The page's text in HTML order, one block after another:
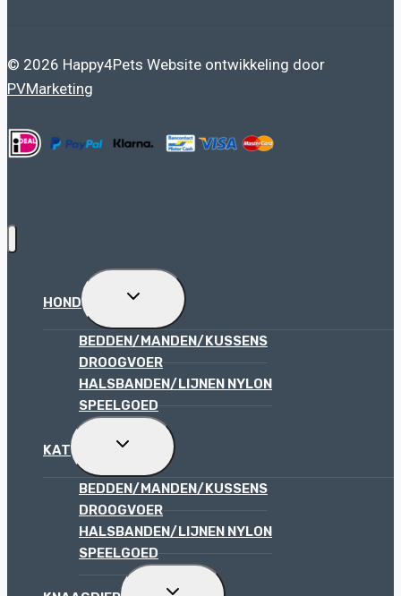
© 2026 Happy4Pets Website ontwikkeling door
PVMarketing
HOND
TOGGLE
SUBMENU
BEDDEN/MANDEN/KUSSENS
DROOGVOER
HALSBANDEN/LIJNEN NYLON
SPEELGOED
KAT
TOGGLE
SUBMENU
BEDDEN/MANDEN/KUSSENS
DROOGVOER
HALSBANDEN/LIJNEN NYLON
SPEELGOED
TOGGLE